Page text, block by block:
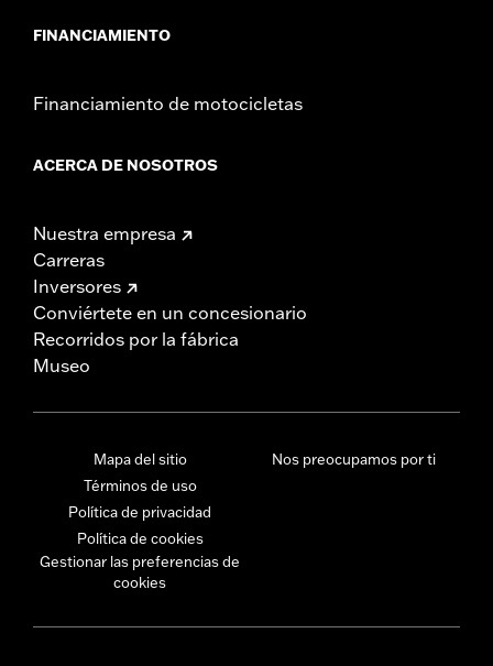
FINANCIAMIENTO
Financiamiento de motocicletas
ACERCA DE NOSOTROS
Nuestra empresa
Carreras
Inversores
Conviértete en un concesionario
Recorridos por la fábrica
Museo
Mapa del sitio
Términos de uso
Política de privacidad
Política de cookies
Gestionar las preferencias de
cookies
Nos preocupamos por ti